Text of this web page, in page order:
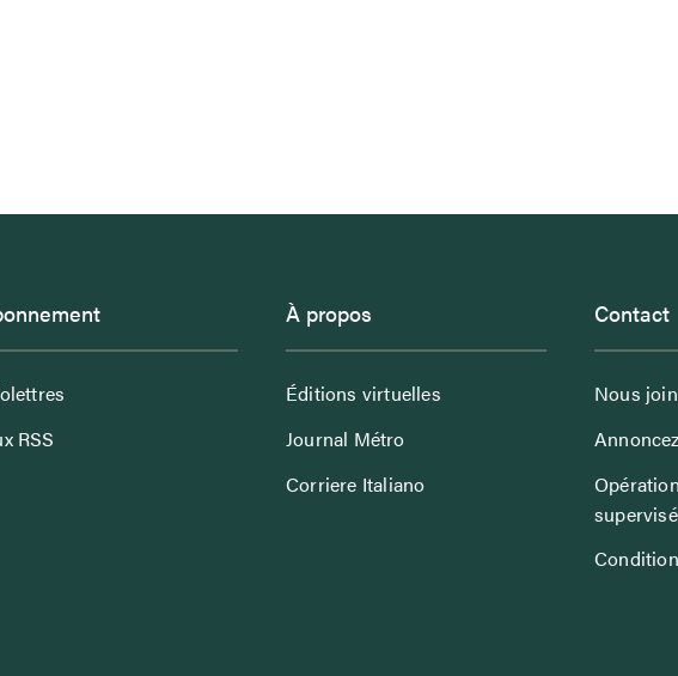
RSS
À propos
Éditions virtuelles
Journal Métro
Corriere Italiano
Contact
Nous